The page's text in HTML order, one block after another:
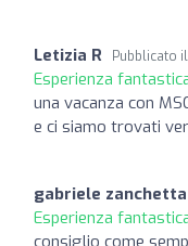
Letizia R Pubblicato il
Esperienza
una vacanza con
e ci siamo trovati
gabriele zanchetta
Esperienza
consiglio come